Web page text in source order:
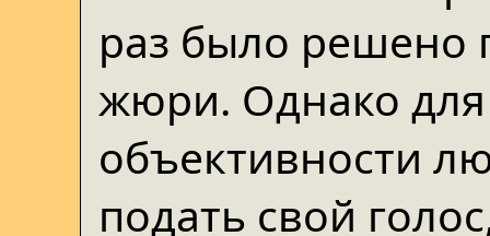
раз было решено
жюри. Однако
объективности
подать свой